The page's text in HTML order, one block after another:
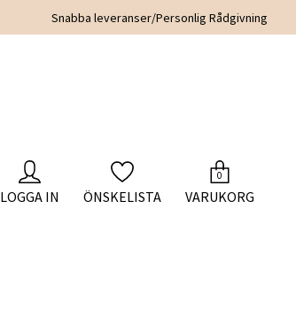
Snabba leveranser/Personlig Rådgivning
LOGGA IN ÖNSKELISTA
0
VARUKORG